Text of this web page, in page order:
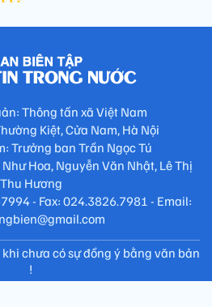
Thông tấn xã Việt Nam
Kiệt, Cửa Nam, Hà Nội
Trưởng ban Trần Ngọc Tú
Hoa, Nguyễn Văn Nhật, Lê Thị
Thu Hương
- Fax: 024.3826.7981 - Email:
chưa có sự đồng ý bằng văn bản
!